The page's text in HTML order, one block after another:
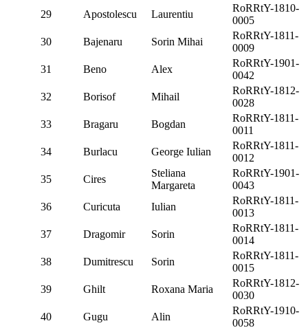
29
Apostolescu Laurentiu
RoRRtY-1810-
0005
30
Bajenaru Sorin Mihai
RoRRtY-1811-
0009
31
Beno Alex
RoRRtY-1901-
0042
32
Borisof Mihail
RoRRtY-1812-
0028
33
Bragaru Bogdan
RoRRtY-1811-
0011
34
Burlacu George Iulian
RoRRtY-1811-
0012
35
Cires
Steliana
Margareta
RoRRtY-1901-
0043
36
Curicuta Iulian
RoRRtY-1811-
0013
37
Dragomir Sorin
RoRRtY-1811-
0014
38
Dumitrescu Sorin
RoRRtY-1811-
0015
39
Ghilt Roxana Maria
RoRRtY-1812-
0030
40
Gugu Alin
RoRRtY-1910-
0058